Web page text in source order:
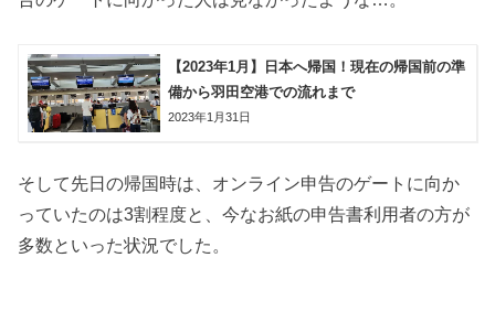
【2023年1月】日本へ帰国！現在の帰国前の準
備から羽田空港での流れまで
2023年1月31日
そして先日の帰国時は、オンライン申告のゲートに向か
っていたのは3割程度と、今なお紙の申告書利用者の方が
多数といった状況でした。